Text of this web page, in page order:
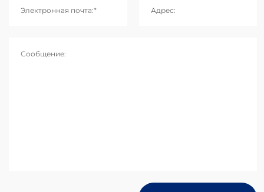
Электронная почта:* Адрес:
Сообщение: